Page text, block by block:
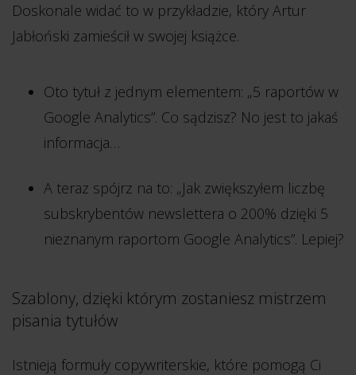
Doskonale widać to w przykładzie, który Artur
Jabłoński zamieścił w swojej książce.
Oto tytuł z jednym elementem: „5 raportów w
Google Analytics”. Co sądzisz? No jest to jakaś
informacja…
A teraz spójrz na to: „Jak zwiększyłem liczbę
subskrybentów newslettera o 200% dzięki 5
nieznanym raportom Google Analytics”. Lepiej?
Szablony, dzięki którym zostaniesz mistrzem
pisania tytułów
Istnieją formuły copywriterskie, które pomogą Ci